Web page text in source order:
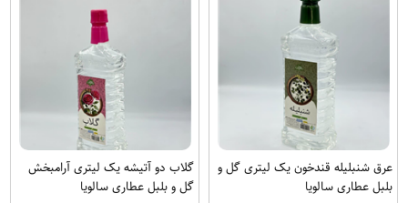
عرق شنبلیله قندخون یک لیتری گل و
بلبل عطاری سالویا
گلاب دو آتیشه یک لیتری آرامبخش
گل و بلبل عطاری سالویا